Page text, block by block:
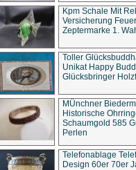
Kpm Schale Mit
Versicherung
Zeptermarke 1.
Toller
Unikat Happy
Glücksbringer
MÜnchner
Historische
Schaumgold 585
Perlen
Telefonablage
Design 60er 70er